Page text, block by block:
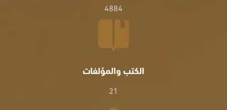
4884
الكتب والمؤلفات
21